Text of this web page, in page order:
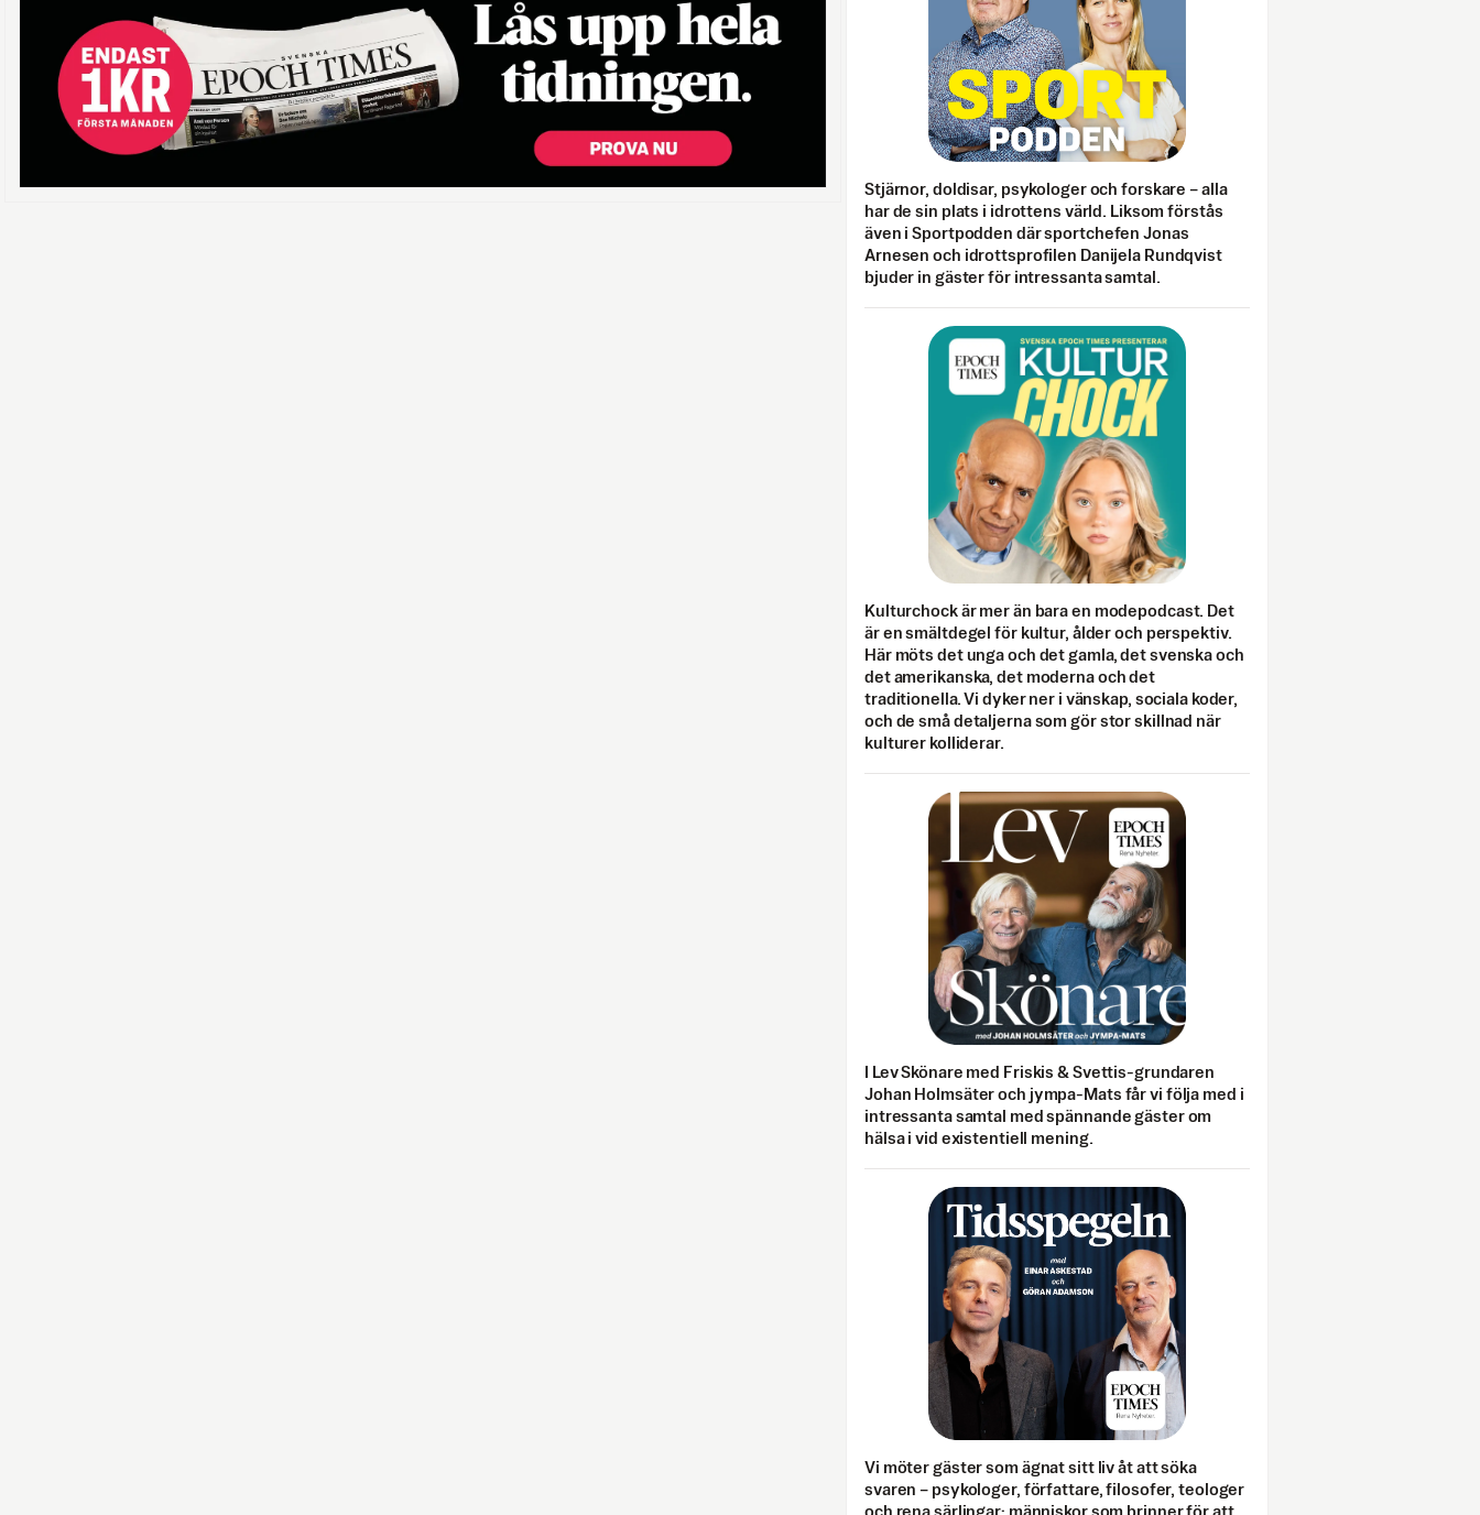
Stjärnor, doldisar, psykologer och forskare – alla
har de sin plats i idrottens värld. Liksom förstås
även i Sportpodden där sportchefen Jonas
Arnesen och idrottsprofilen Danijela Rundqvist
bjuder in gäster för intressanta samtal.
Kulturchock är mer än bara en modepodcast. Det
är en smältdegel för kultur, ålder och perspektiv.
Här möts det unga och det gamla, det svenska och
det amerikanska, det moderna och det
traditionella. Vi dyker ner i vänskap, sociala koder,
och de små detaljerna som gör stor skillnad när
kulturer kolliderar.
I Lev Skönare med Friskis & Svettis-grundaren
Johan Holmsäter och jympa-Mats får vi följa med i
intressanta samtal med spännande gäster om
hälsa i vid existentiell mening.
Vi möter gäster som ägnat sitt liv åt att söka
svaren – psykologer, författare, filosofer, teologer